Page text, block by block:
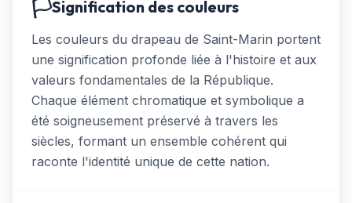
🏳️Signification des couleurs
Les couleurs du drapeau de Saint-Marin portent
une signification profonde liée à l'histoire et aux
valeurs fondamentales de la République.
Chaque élément chromatique et symbolique a
été soigneusement préservé à travers les
siècles, formant un ensemble cohérent qui
raconte l'identité unique de cette nation.